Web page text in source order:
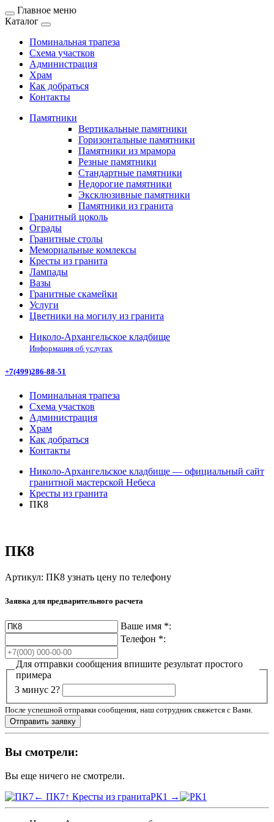
Главное меню
Каталог
Поминальная трапеза
Схема участков
Администрация
Храм
Как добраться
Контакты
Памятники
Вертикальные памятники
Горизонтальные памятники
Памятники из мрамора
Резные памятники
Стандартные памятники
Недорогие памятники
Эксклюзивные памятники
Памятники из гранита
Гранитный цоколь
Ограды
Гранитные столы
Мемориальные комлексы
Кресты из гранита
Лампады
Вазы
Гранитные скамейки
Услуги
Цветники на могилу из гранита
Николо-Архангельское кладбище
Информация об услугах
+7(499)286-88-51
Поминальная трапеза
Схема участков
Администрация
Храм
Как добраться
Контакты
Николо-Архангельское кладбище — официальный сайт
гранитной мастерской Небеса
Кресты из гранита
ПК8
ПК8
Артикул: ПК8 узнать цену по телефону
Заявка для предварительного расчета
Ваше имя *:
Телефон *:
Для отправки сообщения впишите результат простого
примера
3 минус 2?
После успешной отправки сообщения, наш сотрудник свяжется с Вами.
Вы смотрели:
Вы еще ничего не смотрели.
← ПК7↑ Кресты из гранитаРК1 →